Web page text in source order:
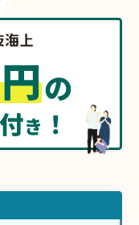
円の
き ！